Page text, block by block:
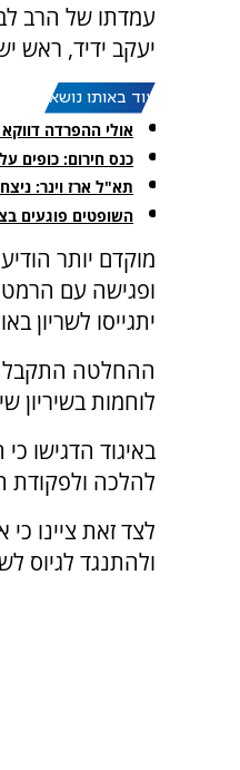
עמדתו של הרב
יעקב ידיד, ראש
עוד באותו נושא:
אולי ההפרדה
כנס חירום: כופים
תא"ל ארז וינר:
השופטים פוגעים
מוקדם יותר
ופגישה עם
יתגייסו לשריון
ההחלטה התקבלה
לוחמות בשיריון
באיגוד הדגישו
להלכה ולפקודת
לצד זאת ציינו
ולהתנגד לגיוס